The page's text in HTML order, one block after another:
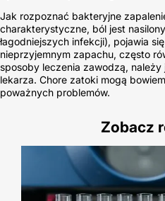
Jak rozpoznać bakteryjne
charakterystyczne, ból jest
łagodniejszych infekcji), pojawia
nieprzyjemnym zapachu, często
sposoby leczenia zawodzą,
lekarza. Chore zatoki mogą
poważnych problemów.
Zobacz